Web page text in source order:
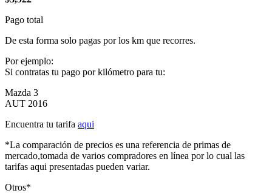
Pago total
De esta forma solo pagas por los km que recorres.
Por ejemplo:
Si contratas tu pago por kilómetro para tu:
Mazda 3
AUT 2016
Encuentra tu tarifa aqui
*La comparación de precios es una referencia de primas de
mercado,tomada de varios compradores en línea por lo cual las
tarifas aqui presentadas pueden variar.
Otros*